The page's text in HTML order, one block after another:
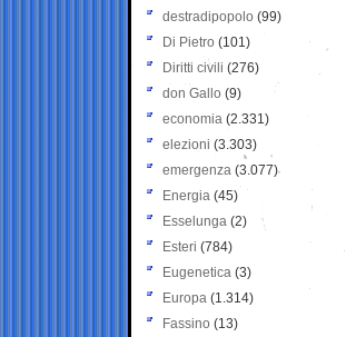
destradipopolo (99)
Di Pietro (101)
Diritti civili (276)
don Gallo (9)
economia (2.331)
elezioni (3.303)
emergenza (3.077)
Energia (45)
Esselunga (2)
Esteri (784)
Eugenetica (3)
Europa (1.314)
Fassino (13)